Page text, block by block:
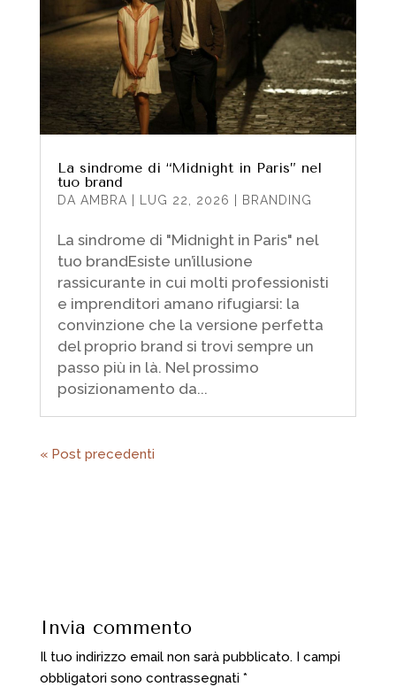
La sindrome di “Midnight in Paris” nel
tuo brand
DA AMBRA LUG 22, 2026 BRANDING
La sindrome di "Midnight in Paris" nel
tuo brandEsiste un’illusione
rassicurante in cui molti professionisti
e imprenditori amano rifugiarsi: la
convinzione che la versione perfetta
del proprio brand si trovi sempre un
passo più in là. Nel prossimo
posizionamento da...
« Post precedenti
Invia commento
Il tuo indirizzo email non sarà pubblicato. I campi
obbligatori sono contrassegnati *